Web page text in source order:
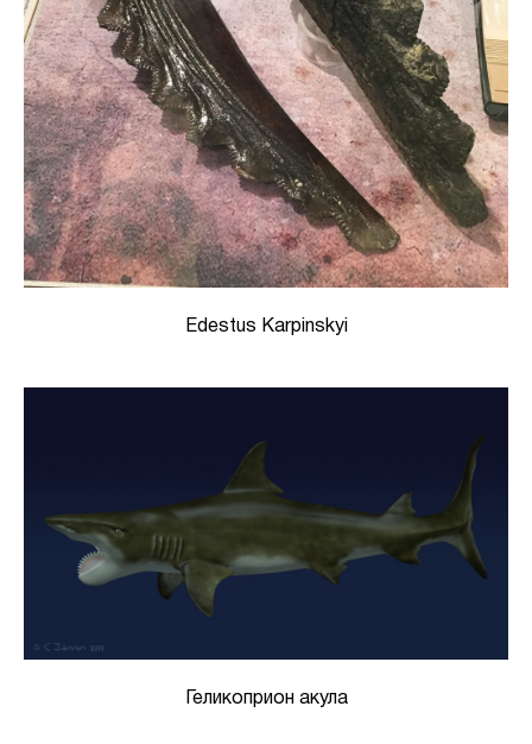
Edestus Karpinskyi
Геликоприон акула